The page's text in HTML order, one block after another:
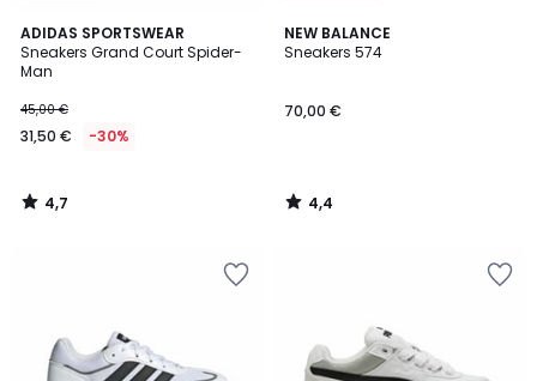
ADIDAS SPORTSWEAR
Sneakers Grand Court Spider-
Man
45,00 €
31,50 € -30%
4,7
/ 5
4,7
/
NEW BALANCE
Sneakers 574
70,00 €
4,4
/ 5
4,4
/